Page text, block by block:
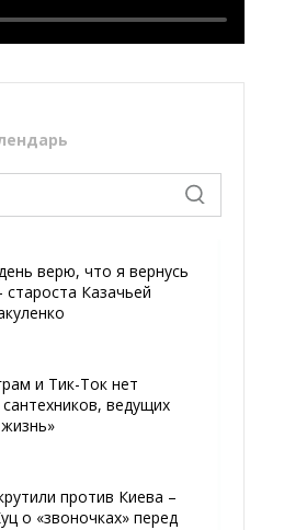
верю, что я вернусь
Казачьей
и Тик-Ток нет
ведущих
против Киева –
о «звоночках» перед